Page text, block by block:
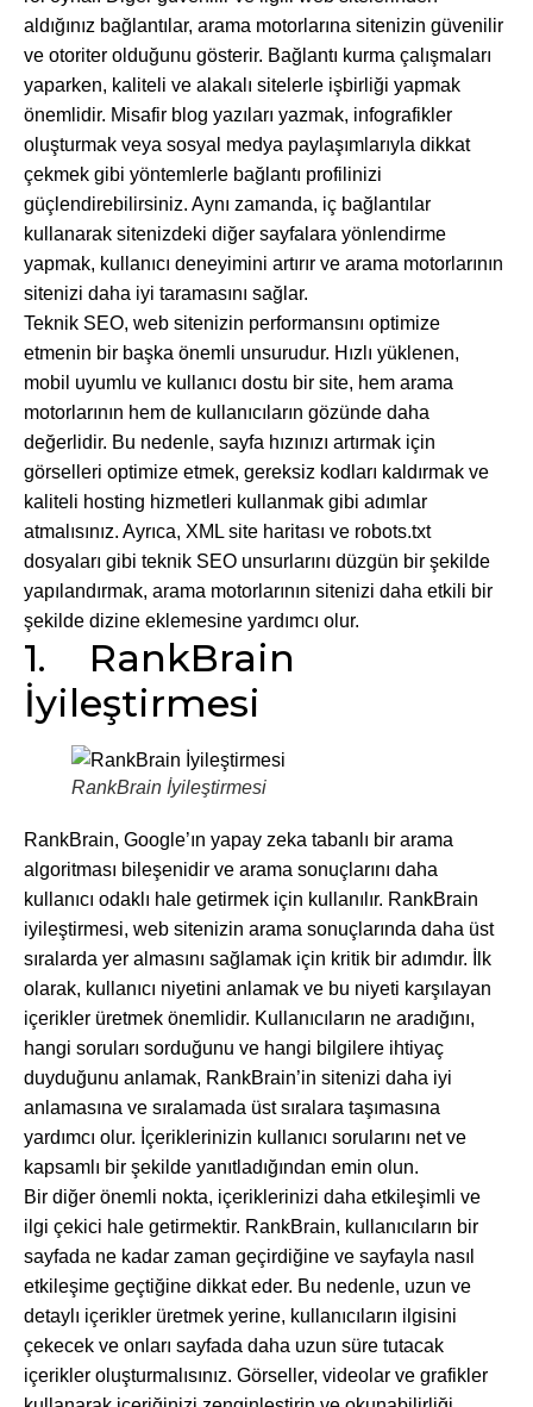
aldığınız bağlantılar, arama motorlarına sitenizin güvenilir
ve otoriter olduğunu gösterir. Bağlantı kurma çalışmaları
yaparken, kaliteli ve alakalı sitelerle işbirliği yapmak
önemlidir. Misafir blog yazıları yazmak, infografikler
oluşturmak veya sosyal medya paylaşımlarıyla dikkat
çekmek gibi yöntemlerle bağlantı profilinizi
güçlendirebilirsiniz. Aynı zamanda, iç bağlantılar
kullanarak sitenizdeki diğer sayfalara yönlendirme
yapmak, kullanıcı deneyimini artırır ve arama motorlarının
sitenizi daha iyi taramasını sağlar.
Teknik SEO, web sitenizin performansını optimize
etmenin bir başka önemli unsurudur. Hızlı yüklenen,
mobil uyumlu ve kullanıcı dostu bir site, hem arama
motorlarının hem de kullanıcıların gözünde daha
değerlidir. Bu nedenle, sayfa hızınızı artırmak için
görselleri optimize etmek, gereksiz kodları kaldırmak ve
kaliteli hosting hizmetleri kullanmak gibi adımlar
atmalısınız. Ayrıca, XML site haritası ve robots.txt
dosyaları gibi teknik SEO unsurlarını düzgün bir şekilde
yapılandırmak, arama motorlarının sitenizi daha etkili bir
şekilde dizine eklemesine yardımcı olur.
1. RankBrain
İyileştirmesi
RankBrain İyileştirmesi
RankBrain, Google’ın yapay zeka tabanlı bir arama
algoritması bileşenidir ve arama sonuçlarını daha
kullanıcı odaklı hale getirmek için kullanılır. RankBrain
iyileştirmesi, web sitenizin arama sonuçlarında daha üst
sıralarda yer almasını sağlamak için kritik bir adımdır. İlk
olarak, kullanıcı niyetini anlamak ve bu niyeti karşılayan
içerikler üretmek önemlidir. Kullanıcıların ne aradığını,
hangi soruları sorduğunu ve hangi bilgilere ihtiyaç
duyduğunu anlamak, RankBrain’in sitenizi daha iyi
anlamasına ve sıralamada üst sıralara taşımasına
yardımcı olur. İçeriklerinizin kullanıcı sorularını net ve
kapsamlı bir şekilde yanıtladığından emin olun.
Bir diğer önemli nokta, içeriklerinizi daha etkileşimli ve
ilgi çekici hale getirmektir. RankBrain, kullanıcıların bir
sayfada ne kadar zaman geçirdiğine ve sayfayla nasıl
etkileşime geçtiğine dikkat eder. Bu nedenle, uzun ve
detaylı içerikler üretmek yerine, kullanıcıların ilgisini
çekecek ve onları sayfada daha uzun süre tutacak
içerikler oluşturmalısınız. Görseller, videolar ve grafikler